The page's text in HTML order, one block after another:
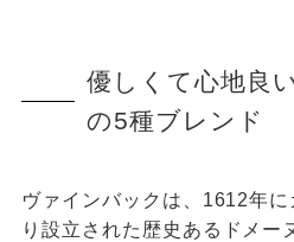
優しくて心地良
の5種ブレンド
ヴァインバックは、1612年
り設立された歴史あるドメー